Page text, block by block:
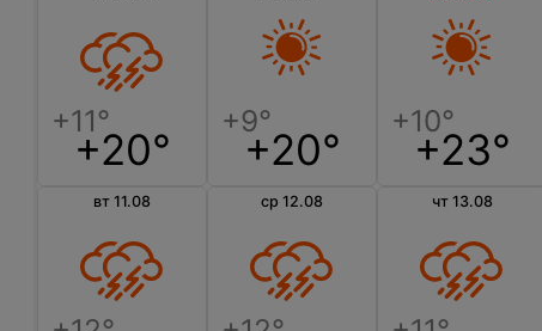
+20° +20° +23°
вт 11.08 ср 12.08 чт 13.08